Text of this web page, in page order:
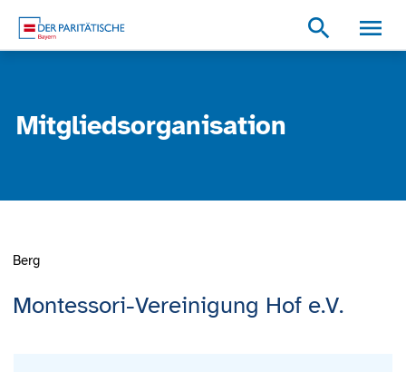
search
Mitgliedsorganisation
Montessori-Vereinigung Hof e.V.
Berg